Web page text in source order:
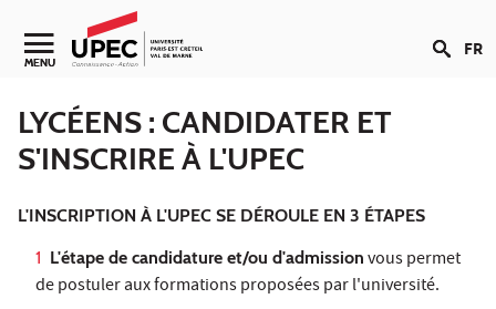
Aller au contenu
Navigation secondaire
MENU FR
LYCÉENS : CANDIDATER ET
S'INSCRIRE À L'UPEC
L'INSCRIPTION À L'UPEC SE DÉROULE EN 3 ÉTAPES
L'étape de candidature et/ou d'admission vous permet
de postuler aux formations proposées par l'université.